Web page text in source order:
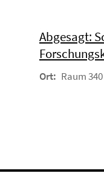
Abgesagt:
Ort: Raum 340